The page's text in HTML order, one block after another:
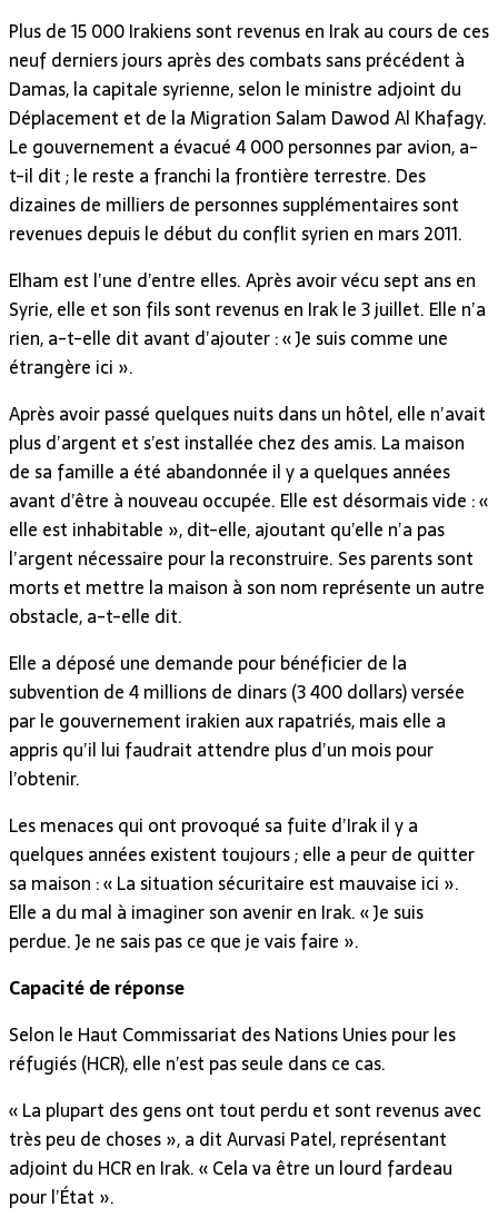
Plus de 15 000 Irakiens sont revenus en Irak au cours de ces
neuf derniers jours après des combats sans précédent à
Damas, la capitale syrienne, selon le ministre adjoint du
Déplacement et de la Migration Salam Dawod Al Khafagy.
Le gouvernement a évacué 4 000 personnes par avion, a-
t-il dit ; le reste a franchi la frontière terrestre. Des
dizaines de milliers de personnes supplémentaires sont
revenues depuis le début du conflit syrien en mars 2011.
Elham est l’une d’entre elles. Après avoir vécu sept ans en
Syrie, elle et son fils sont revenus en Irak le 3 juillet. Elle n’a
rien, a-t-elle dit avant d’ajouter : « Je suis comme une
étrangère ici ».
Après avoir passé quelques nuits dans un hôtel, elle n’avait
plus d’argent et s’est installée chez des amis. La maison
de sa famille a été abandonnée il y a quelques années
avant d’être à nouveau occupée. Elle est désormais vide : «
elle est inhabitable », dit-elle, ajoutant qu’elle n’a pas
l’argent nécessaire pour la reconstruire. Ses parents sont
morts et mettre la maison à son nom représente un autre
obstacle, a-t-elle dit.
Elle a déposé une demande pour bénéficier de la
subvention de 4 millions de dinars (3 400 dollars) versée
par le gouvernement irakien aux rapatriés, mais elle a
appris qu’il lui faudrait attendre plus d’un mois pour
l’obtenir.
Les menaces qui ont provoqué sa fuite d’Irak il y a
quelques années existent toujours ; elle a peur de quitter
sa maison : « La situation sécuritaire est mauvaise ici ».
Elle a du mal à imaginer son avenir en Irak. « Je suis
perdue. Je ne sais pas ce que je vais faire ».
Capacité de réponse
Selon le Haut Commissariat des Nations Unies pour les
réfugiés (HCR), elle n’est pas seule dans ce cas.
« La plupart des gens ont tout perdu et sont revenus avec
très peu de choses », a dit Aurvasi Patel, représentant
adjoint du HCR en Irak. « Cela va être un lourd fardeau
pour l’État ».